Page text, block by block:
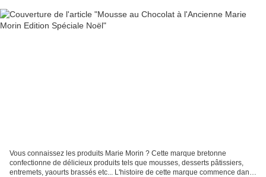
Vous connaissez les produits Marie Morin ? Cette marque bretonne
confectionne de délicieux produits tels que mousses, desserts pâtissiers,
entremets, yaourts brassés etc... L'histoire de cette marque commence dans